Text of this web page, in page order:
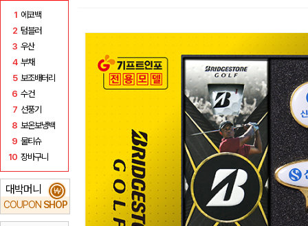
1 에코백
2 텀블러
3 우산
4 부채
5 보조배터리
6 수건
7 선풍기
8 보온보냉백
9 물티슈
10 장바구니
대박머니
COUPON SHOP
₩